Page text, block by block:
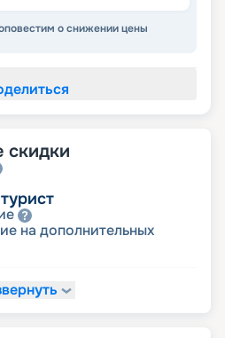
о снижении цены
скидки
на дополнительных
турист